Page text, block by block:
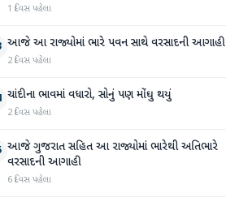
1 દિવસ પહેલા
આજે આ રાજ્યોમાં ભારે પવન સાથે વરસાદની આગાહી
2 દિવસ પહેલા
ચાંદીના ભાવમાં વધારો, સોનું પણ મોંઘુ થયું
2 દિવસ પહેલા
આજે ગુજરાત સહિત આ રાજ્યોમાં ભારેથી અતિભારે
વરસાદની આગાહી
6 દિવસ પહેલા